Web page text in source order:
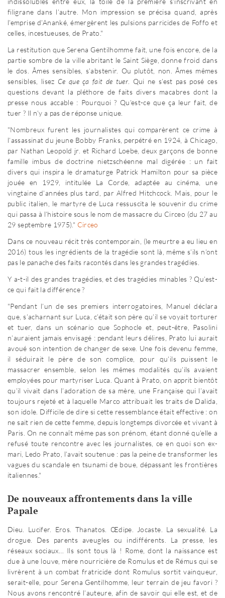
filigrane dans l’autre. Mon impression se précisa quand, après
l’emprise d’Ananké, émergèrent les pulsions parricides de Foffo et
celles, incestueuses, de Prato."
La restitution que Serena Gentilhomme fait, une fois encore, de la
partie sombre de la ville abritant le Saint Siège, donne froid dans
le dos. Âmes sensibles, s’abstenir. Ou plutôt, non. Âmes mêmes
sensibles, lisez Ce que ça fait de tuer . Qui ne s’est pas posé ces
questions devant la pléthore de faits divers macabres dont la
presse nous accable : Pourquoi ? Qu’est-ce que ça leur fait, de
tuer ? Il n’y a pas de réponse unique.
"Nombreux furent les journalistes qui comparèrent ce crime à
l’assassinat du jeune Bobby Franks, perpétré en 1924, à Chicago,
par Nathan Leopold jr. et Richard Loebe, deux garçons de bonne
famille imbus de doctrine nietzschéenne mal digérée : un fait
divers qui inspira le dramaturge Patrick Hamilton pour sa pièce
jouée en 1929, intitulée La Corde, adaptée au cinéma, une
vingtaine d’années plus tard, par Alfred Hitchcock. Mais, pour le
public italien, le martyre de Luca ressuscita le souvenir du crime
qui passa à l’histoire sous le nom de massacre du Circeo (du 27 au
29 septembre 1975)." Circeo
Dans ce nouveau récit très contemporain, (le meurtre a eu lieu en
2016) tous les ingrédients de la tragédie sont là, même s’ils n’ont
pas le panache des faits racontés dans les grandes tragédies.
Y a-t-il des grandes tragédies, et des tragédies minables ? Qu’est-
ce qui fait la différence ?
"Pendant l’un de ses premiers interrogatoires, Manuel déclara
que, s’acharnant sur Luca, c’était son père qu’il se voyait torturer
et tuer, dans un scénario que Sophocle et, peut-être, Pasolini
n’auraient jamais envisagé : pendant leurs délires, Prato lui aurait
avoué son intention de changer de sexe. Une fois devenu femme,
il séduirait le père de son complice, pour qu’ils puissent le
massacrer ensemble, selon les mêmes modalités qu’ils avaient
employées pour martyriser Luca. Quant à Prato, on apprit bientôt
qu’il vivait dans l’adoration de sa mère, une Française qui l’avait
toujours rejeté et à laquelle Marco attribuait les traits de Dalida,
son idole. Difficile de dire si cette ressemblance était effective : on
ne sait rien de cette femme, depuis longtemps divorcée et vivant à
Paris. On ne connaît même pas son prénom, étant donné qu’elle a
refusé toute rencontre avec les journalistes, ce en quoi son ex-
mari, Ledo Prato, l’avait soutenue : pas la peine de transformer les
vagues du scandale en tsunami de boue, dépassant les frontières
italiennes."
De nouveaux affrontements dans la ville
Papale
Dieu. Lucifer. Eros. Thanatos. Œdipe. Jocaste. La sexualité. La
drogue. Des parents aveugles ou indifférents. La presse, les
réseaux sociaux… Ils sont tous là ! Rome, dont la naissance est
due à une louve, mère nourricière de Romulus et de Rémus qui se
livrèrent à un combat fratricide dont Romulus sortit vainqueur,
serait-elle, pour Serena Gentilhomme, leur terrain de jeu favori ?
Nous avons rencontré l’auteure, afin de savoir qui elle est, et de